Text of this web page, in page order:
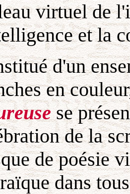
virtuel de
et la
d'un
en
se
de la
de poésie
dans